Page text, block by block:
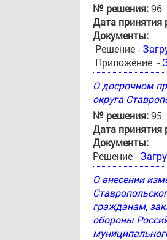
№ решения:96
Дата принятия
Документы:
Решение -
Приложение -
О досрочном
округа
№ решения:95
Дата принятия
Документы:
Решение -
О внесении
гражданам,
обороны